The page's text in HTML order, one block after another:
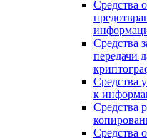
Средства
Средства
передачи
Средства
к
Средства
Средства